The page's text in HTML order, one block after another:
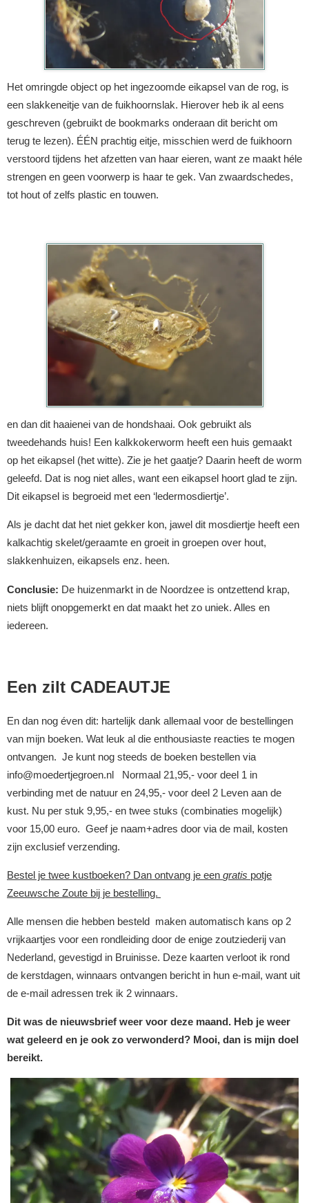
Het omringde object op het ingezoomde eikapsel van de rog, is
een slakkeneitje van de fuikhoornslak. Hierover heb ik al eens
geschreven (gebruikt de bookmarks onderaan dit bericht om
terug te lezen). ÉÉN prachtig eitje, misschien werd de fuikhoorn
verstoord tijdens het afzetten van haar eieren, want ze maakt héle
strengen en geen voorwerp is haar te gek. Van zwaardschedes,
tot hout of zelfs plastic en touwen.
en dan dit haaienei van de hondshaai. Ook gebruikt als
tweedehands huis! Een kalkkokerworm heeft een huis gemaakt
op het eikapsel (het witte). Zie je het gaatje? Daarin heeft de worm
geleefd. Dat is nog niet alles, want een eikapsel hoort glad te zijn.
Dit eikapsel is begroeid met een ‘ledermosdiertje’.
Als je dacht dat het niet gekker kon, jawel dit mosdiertje heeft een
kalkachtig skelet/geraamte en groeit in groepen over hout,
slakkenhuizen, eikapsels enz. heen.
Conclusie: De huizenmarkt in de Noordzee is ontzettend krap,
niets blijft onopgemerkt en dat maakt het zo uniek. Alles en
iedereen.
Een zilt CADEAUTJE
En dan nog éven dit: hartelijk dank allemaal voor de bestellingen
van mijn boeken. Wat leuk al die enthousiaste reacties te mogen
ontvangen. Je kunt nog steeds de boeken bestellen via
info@moedertjegroen.nl Normaal 21,95,- voor deel 1 in
verbinding met de natuur en 24,95,- voor deel 2 Leven aan de
kust. Nu per stuk 9,95,- en twee stuks (combinaties mogelijk)
voor 15,00 euro. Geef je naam+adres door via de mail, kosten
zijn exclusief verzending.
Bestel je twee kustboeken? Dan ontvang je een gratis potje
Zeeuwsche Zoute bij je bestelling.
Alle mensen die hebben besteld maken automatisch kans op 2
vrijkaartjes voor een rondleiding door de enige zoutziederij van
Nederland, gevestigd in Bruinisse. Deze kaarten verloot ik rond
de kerstdagen, winnaars ontvangen bericht in hun e-mail, want uit
de e-mail adressen trek ik 2 winnaars.
Dit was de nieuwsbrief weer voor deze maand. Heb je weer
wat geleerd en je ook zo verwonderd? Mooi, dan is mijn doel
bereikt.